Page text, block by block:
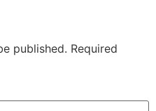
published. Required